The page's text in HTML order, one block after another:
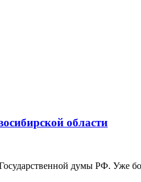
области
думы РФ. Уже